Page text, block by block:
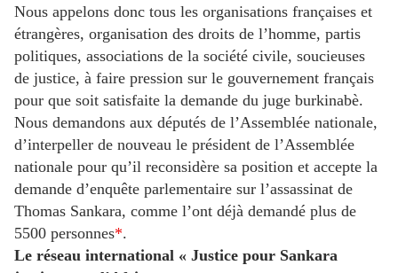
Nous appelons donc tous les organisations françaises et
étrangères, organisation des droits de l’homme, partis
politiques, associations de la société civile, soucieuses
de justice, à faire pression sur le gouvernement français
pour que soit satisfaite la demande du juge burkinabè.
Nous demandons aux députés de l’Assemblée nationale,
d’interpeller de nouveau le président de l’Assemblée
nationale pour qu’il reconsidère sa position et accepte la
demande d’enquête parlementaire sur l’assassinat de
Thomas Sankara, comme l’ont déjà demandé plus de
5500 personnes*.
Le réseau international « Justice pour Sankara